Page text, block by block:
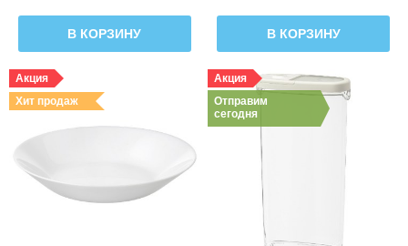
В КОРЗИНУ В КОРЗИНУ
Акция
Хит продаж
Акция
Отправим
сегодня